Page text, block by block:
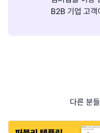
B2B 기업 고객
다른 분